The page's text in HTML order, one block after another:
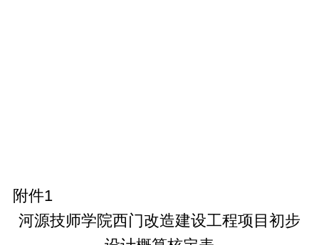
附件1
河源技师学院西门改造建设工程项目初步